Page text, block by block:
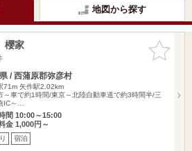
地図から探す
お気に入
りに追加
家
/ 西蒲原郡弥彦村
71m 矢作駅2.02km
～車で約1時間/東京～北陸自動車道で約3時間半/三
IC～…
間 10:00～15:00
金 1,000円～
宿泊